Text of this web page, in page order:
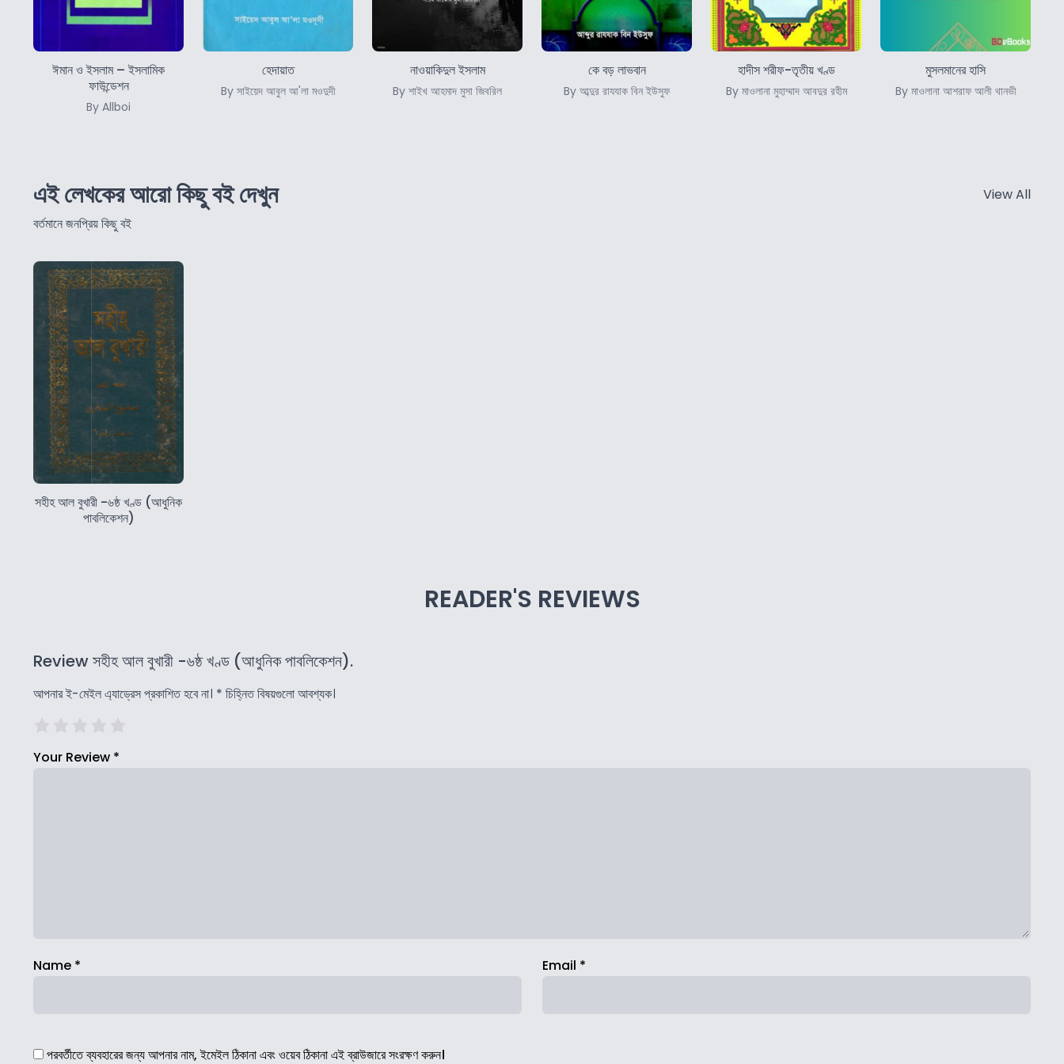
ঈমান ও ইসলাম – ইসলামিক
ফাউন্ডেশন
By Allboi
হেদায়াত
By সাইয়েদ আবুল আ'লা মওদুদী
নাওয়াকিদুল ইসলাম
By শাইখ আহমাদ মুসা জিবরিল
কে বড় লাভবান
By আব্দুর রাযযাক বিন ইউসুফ
হাদীস শরীফ-তৃতীয় খণ্ড
By মাওলানা মুহাম্মাদ আবদুর রহীম
মুসলমানের হাসি
By মাওলানা আশরাফ আলী থানভী
এই লেখকের আরো কিছু বই দেখুন
বর্তমানে জনপ্রিয় কিছু বই
View All
সহীহ আল বুখারী -৬ষ্ঠ খণ্ড (আধুনিক
পাবলিকেশন)
READER'S REVIEWS
Review সহীহ আল বুখারী -৬ষ্ঠ খণ্ড (আধুনিক পাবলিকেশন).
আপনার ই-মেইল এ্যাড্রেস প্রকাশিত হবে না। * চিহ্নিত বিষয়গুলো আবশ্যক।
Your Review *
Name * Email *
পরবর্তীতে ব্যবহারের জন্য আপনার নাম, ইমেইল ঠিকানা এবং ওয়েব ঠিকানা এই ব্রাউজারে সংরক্ষণ করুন।